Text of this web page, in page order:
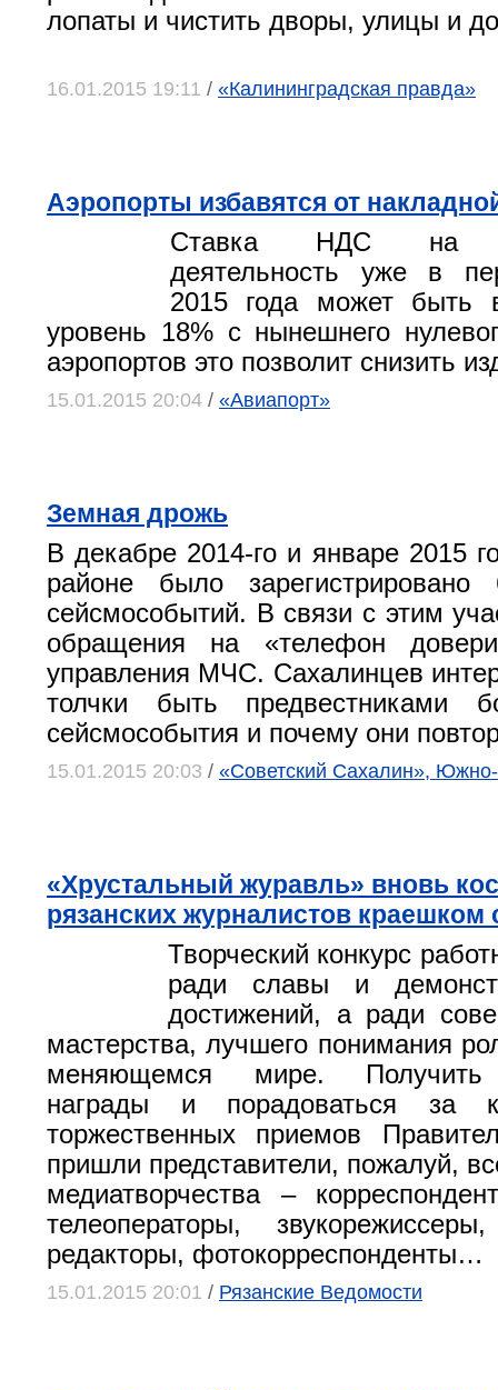
лопаты и чистить дворы, улицы и
16.01.2015 19:11 / «Калининградская правда»
Аэропорты избавятся от
Ставка НДС на
деятельность уже в
2015 года может быть
уровень 18% с нынешнего
аэропортов это позволит снизить
15.01.2015 20:04 / «Авиапорт»
Земная дрожь
В декабре 2014-го и январе 2015
районе было
сейсмособытий. В связи с этим
обращения на «телефон
управления МЧС. Сахалинцев
толчки быть предвестниками
сейсмособытия и почему они
15.01.2015 20:03 / «Советский Сахалин»,
«Хрустальный журавль» вновь
рязанских журналистов краешком
Творческий конкурс
ради славы и
достижений, а ради
мастерства, лучшего понимания
меняющемся мире. Получить
награды и порадоваться за
торжественных приемов
пришли представители, пожалуй,
медиатворчества –
телеоператоры,
редакторы, фотокорреспонденты…
15.01.2015 20:01 / Рязанские Ведомости